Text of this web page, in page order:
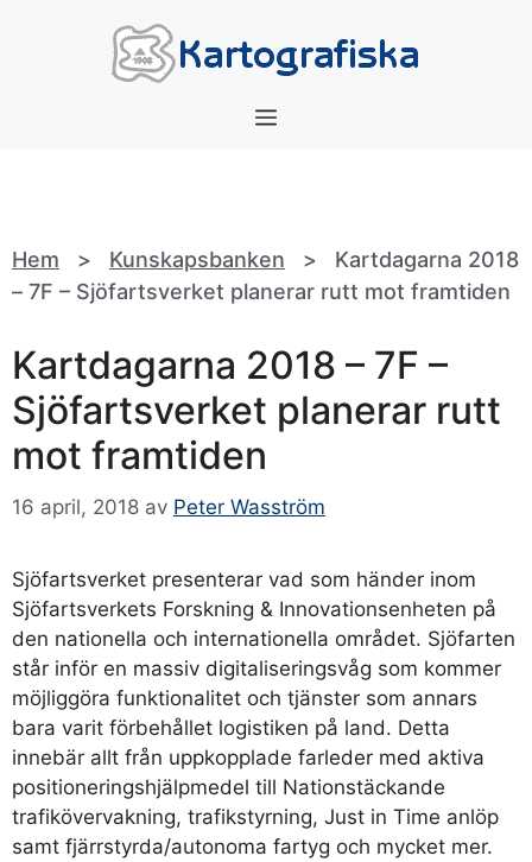
Meny
Hem > Kunskapsbanken > Kartdagarna 2018
– 7F – Sjöfartsverket planerar rutt mot framtiden
Kartdagarna 2018 – 7F –
Sjöfartsverket planerar rutt
mot framtiden
16 april, 2018 av Peter Wasström
Sjöfartsverket presenterar vad som händer inom
Sjöfartsverkets Forskning & Innovationsenheten på
den nationella och internationella området. Sjöfarten
står inför en massiv digitaliseringsvåg som kommer
möjliggöra funktionalitet och tjänster som annars
bara varit förbehållet logistiken på land. Detta
innebär allt från uppkopplade farleder med aktiva
positioneringshjälpmedel till Nationstäckande
trafikövervakning, trafikstyrning, Just in Time anlöp
samt fjärrstyrda/autonoma fartyg och mycket mer.